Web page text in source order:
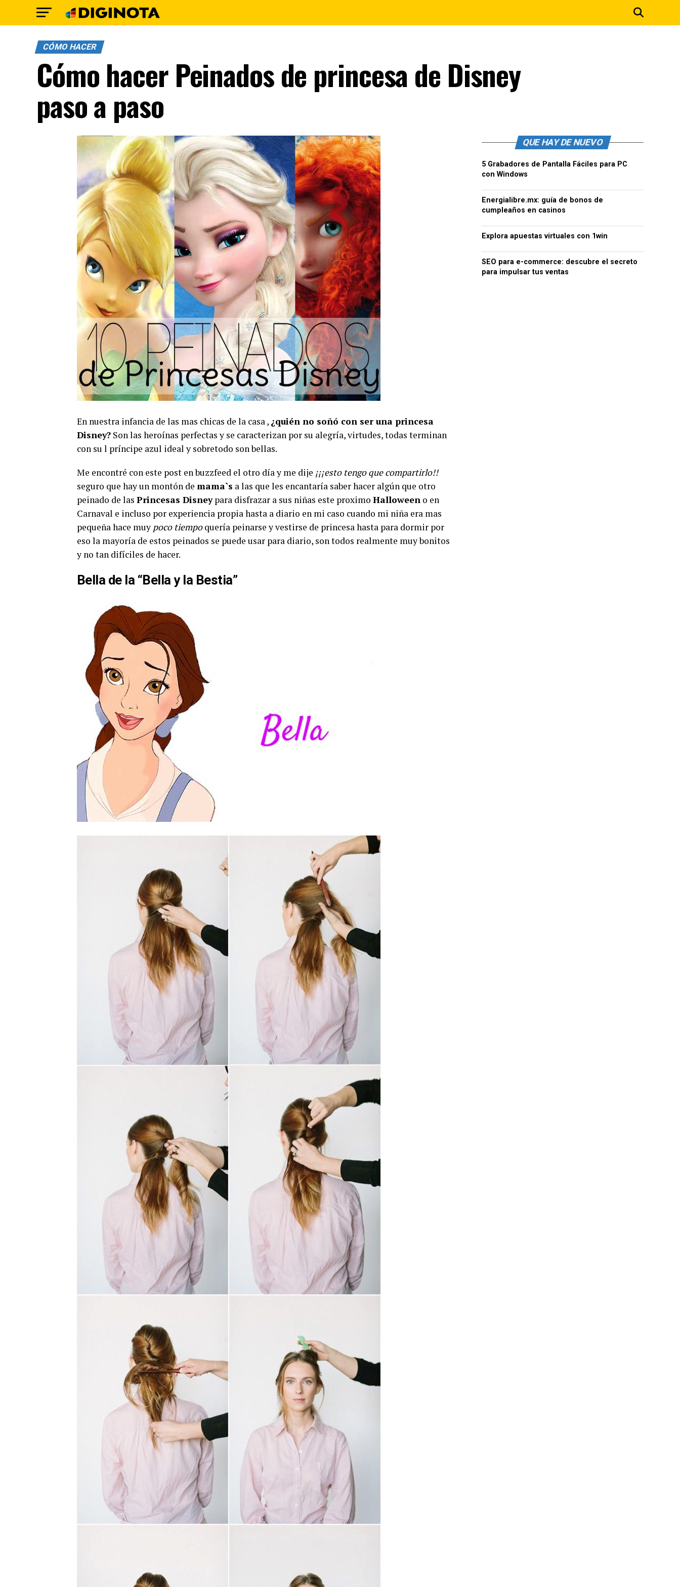
CÓMO HACER
Cómo hacer Peinados de princesa de Disney
paso a paso
En nuestra infancia de las mas chicas de la casa , ¿quién no soñó con ser una princesa
Disney? Son las heroínas perfectas y se caracterizan por su alegría, virtudes, todas terminan
con su l príncipe azul ideal y sobretodo son bellas.
Me encontré con este post en buzzfeed el otro día y me dije ¡¡¡esto tengo que compartirlo!!
seguro que hay un montón de mama`s a las que les encantaría saber hacer algún que otro
peinado de las Princesas Disneypara disfrazar a sus niñas este proximo Halloween o en
Carnaval e incluso por experiencia propia hasta a diario en mi caso cuando mi niña era mas
pequeña hace muy poco tiempoquería peinarse y vestirse de princesa hasta para dormir por
eso la mayoría de estos peinados se puede usar para diario, son todos realmente muy bonitos
y no tan difíciles de hacer.
Bella de la “Bella y la Bestia”
QUE HAY DE NUEVO
5 Grabadores de Pantalla Fáciles para PC
con Windows
Energialibre.mx: guía de bonos de
cumpleaños en casinos
Explora apuestas virtuales con 1win
SEO para e-commerce: descubre el secreto
para impulsar tus ventas